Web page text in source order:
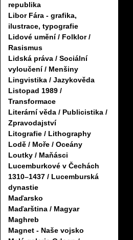
republika
Libor Fára - grafika,
ilustrace, typografie
Lidové umění / Folklor /
Rasismus
Lidská práva / Sociální
vyloučení / Menšiny
Lingvistika / Jazykověda
Listopad 1989 /
Transformace
Literární věda / Publicistika /
Zpravodajství
Litografie / Lithography
Lodě / Moře / Oceány
Loutky / Maňásci
Lucemburkové v Čechách
1310–1437 / Lucemburská
dynastie
Maďarsko
Maďarština / Magyar
Maghreb
Magnet - Naše vojsko